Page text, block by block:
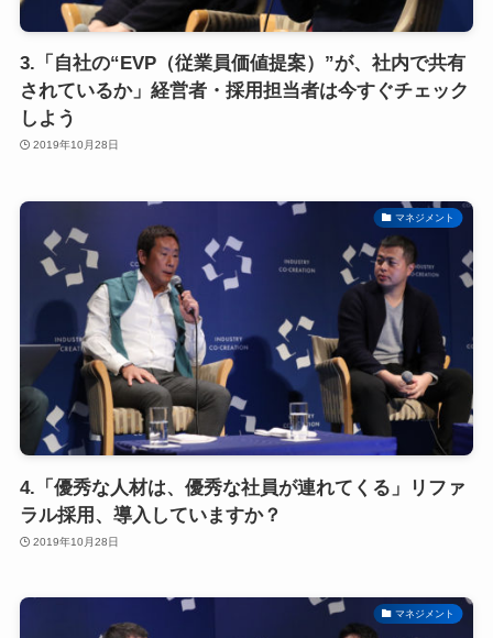
3.「自社の“EVP（従業員価値提案）”が、社内で共有
されているか」経営者・採用担当者は今すぐチェック
しよう
2019年10月28日
マネジメント
4.「優秀な人材は、優秀な社員が連れてくる」リファ
ラル採用、導入していますか？
2019年10月28日
マネジメント